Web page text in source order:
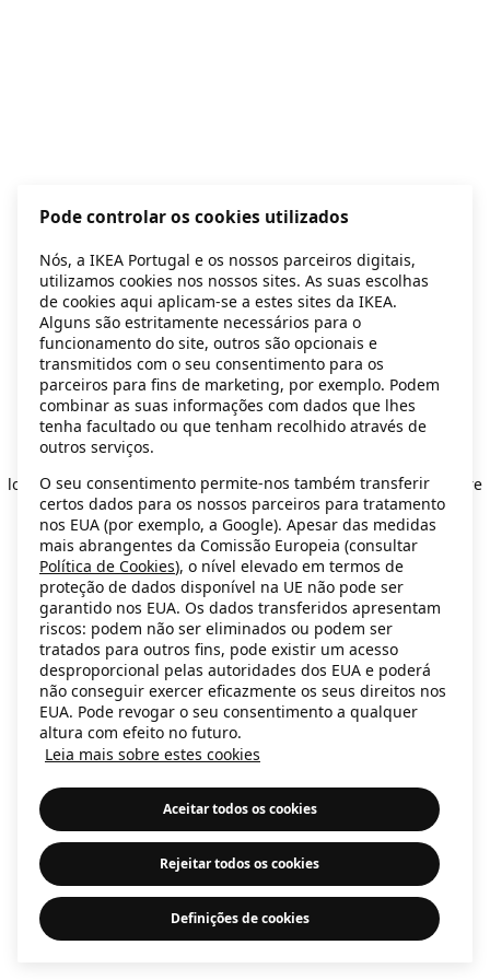
Application error: a client-side exception has occurred
loadingsecondhand.ikea.com (see the browser console for more
information).
Pode controlar os cookies utilizados
Nós, a IKEA Portugal e os nossos parceiros digitais,
utilizamos cookies nos nossos sites. As suas escolhas
de cookies aqui aplicam-se a estes sites da IKEA.
Alguns são estritamente necessários para o
funcionamento do site, outros são opcionais e
transmitidos com o seu consentimento para os
parceiros para fins de marketing, por exemplo. Podem
combinar as suas informações com dados que lhes
tenha facultado ou que tenham recolhido através de
outros serviços.
O seu consentimento permite-nos também transferir
certos dados para os nossos parceiros para tratamento
nos EUA (por exemplo, a Google). Apesar das medidas
mais abrangentes da Comissão Europeia (consultar
Política de Cookies), o nível elevado em termos de
proteção de dados disponível na UE não pode ser
garantido nos EUA. Os dados transferidos apresentam
riscos: podem não ser eliminados ou podem ser
tratados para outros fins, pode existir um acesso
desproporcional pelas autoridades dos EUA e poderá
não conseguir exercer eficazmente os seus direitos nos
EUA. Pode revogar o seu consentimento a qualquer
altura com efeito no futuro.
Leia mais sobre estes cookies
Aceitar todos os cookies
Rejeitar todos os cookies
Definições de cookies